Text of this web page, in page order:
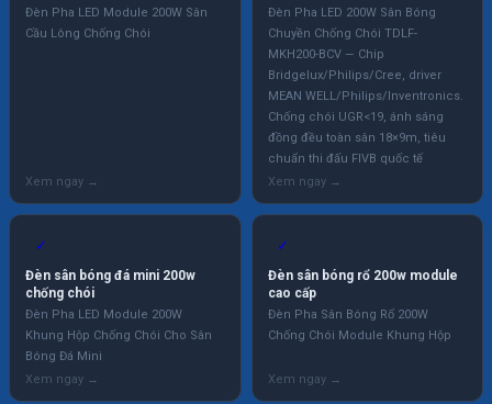
Đèn Pha LED Module 200W Sân
Cầu Lông Chống Chói
Đèn Pha LED 200W Sân Bóng
Chuyền Chống Chói TDLF-
MKH200-BCV — Chip
Bridgelux/Philips/Cree, driver
MEAN WELL/Philips/Inventronics.
Chống chói UGR<19, ánh sáng
đồng đều toàn sân 18×9m, tiêu
chuẩn thi đấu FIVB quốc tế
✓
Đèn sân bóng đá mini 200w
chống chói
Đèn Pha LED Module 200W
Khung Hộp Chống Chói Cho Sân
Bóng Đá Mini
✓
Đèn sân bóng rổ 200w module
cao cấp
Đèn Pha Sân Bóng Rổ 200W
Chống Chói Module Khung Hộp